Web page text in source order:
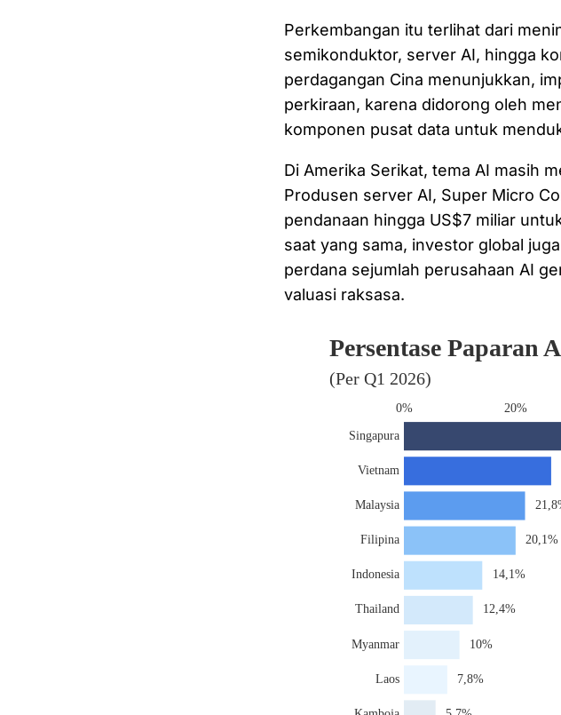
Perkembangan itu terlihat dari
semikonduktor, server AI, hingga
perdagangan Cina menunjukkan,
perkiraan, karena didorong oleh
komponen pusat data untuk
Di Amerika Serikat, tema AI masih
Produsen server AI, Super Micro
pendanaan hingga US$7 miliar
saat yang sama, investor global
perdana sejumlah perusahaan AI
valuasi raksasa.